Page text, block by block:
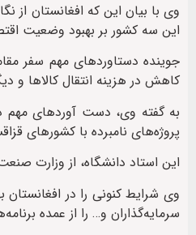
وی با بیان این که افغانستان از
این سه کشور بر بهبود وضعیت
جوینده دستاوردهای مهم سفر
کاهش در هزینه انتقال کالاها و
به گفته وی، دست آوردهای مهم
پروژه‌های نامبرده با کشورهای
این استاد دانشگاه، از وزارت
وی شرایط کنونی را در
سرمایه‌گذاران و… را از عمده